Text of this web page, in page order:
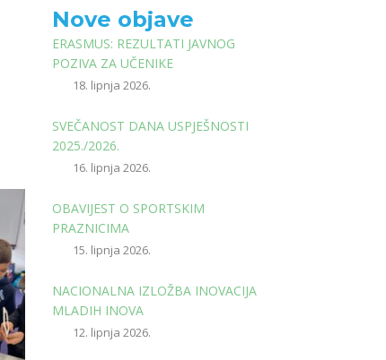
Nove objave
ERASMUS: REZULTATI JAVNOG
POZIVA ZA UČENIKE
18. lipnja 2026.
SVEČANOST DANA USPJEŠNOSTI
2025./2026.
16. lipnja 2026.
OBAVIJEST O SPORTSKIM
PRAZNICIMA
15. lipnja 2026.
NACIONALNA IZLOŽBA INOVACIJA
MLADIH INOVA
12. lipnja 2026.